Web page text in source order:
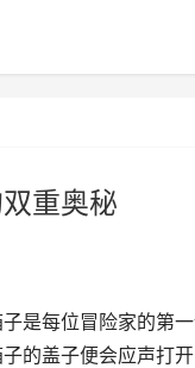
重奥秘
是每位冒险家的第
的盖子便会应声打